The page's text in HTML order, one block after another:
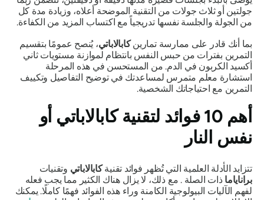
جولتين أو ثلاث جولات من التقنية الموضحة أعلاه، وزيادة مدة كل
من الجولة والجلسة نفسها تدريجياً مع اكتساب المزيد من الكفاءة.
بما أنك قادر على ممارسة تمارينكابالاباتي، يُنصح عمومًا بتقسيم
التمرين بفترات من حبس النفس بانتظام لموازنة مستويات ثاني
أكسيد الكربون في الدم. من المستحسن في هذه المرحلة
استشارة معلم متمرس لمساعدتك في توضيح التفاصيل وتكييف
التمرين مع احتياجاتك الشخصية.
أهم 10 فوائد لتقنية كابالاباتي أو
نفس النار
تتزايد الأدلة العلمية التي تُظهر فوائد تقنيةكابالاباتيوتقنيات
براناياماذات الصلة . مع ذلك، لا يزال هناك الكثير مما يجب فعله
لفهم الآليات البيولوجية الكامنة وراء هذه الفوائد فهمًا كاملًا. يمكنك